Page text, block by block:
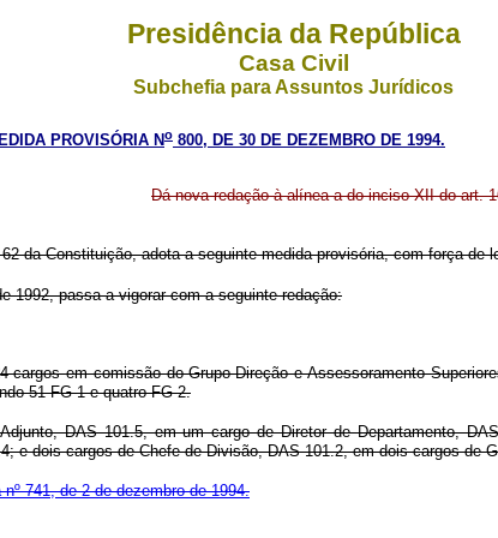
Presidência da República
Casa Civil
Subchefia para Assuntos Jurídicos
PROVISÓRIA No 800, DE 30 DE DEZEMBRO DE 1994.
Dá nova redação à alínea a do inciso XII do art.
da Constituição, adota a seguinte medida provisória, com força de
1992, passa a vigorar com a seguinte redação:
em comissão do Grupo-Direção e Assessoramento
51 FG-1 e quatro FG-2.
DAS 101.5, em um cargo de Diretor de Departamento,
e dois cargos de Chefe de Divisão, DAS 101.2, em dois cargos de
741, de 2 de dezembro de 1994.